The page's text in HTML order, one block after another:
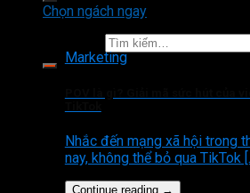
Chọn ngách ngay
Marketing
Nhắc đến mạng xã hội trong
nay, không thể bỏ qua TikTok
Continue reading →